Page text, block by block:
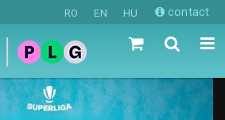
RO EN HU contact